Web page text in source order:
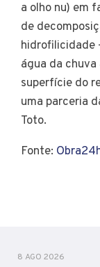
a olho nu) em
de
hidrofilicidade
água da
superfície do
uma parceria
Toto.
Fonte:
8 AGO 2026